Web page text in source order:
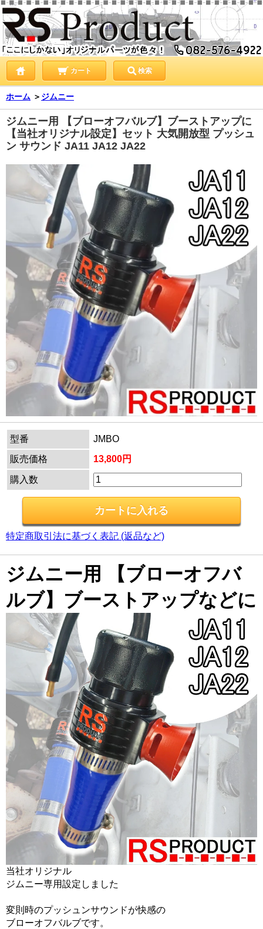
カート 検索
ホーム ＞ ジムニー
ジムニー用 【ブローオフバルブ】ブーストアップに
【当社オリジナル設定】セット 大気開放型 プッシュ
ン サウンド JA11 JA12 JA22
型番
JMBO
販売価格
13,800円
購入数
特定商取引法に基づく表記 (返品など)
ジムニー用 【ブローオフバ
ルブ】ブーストアップなどに
当社オリジナル
ジムニー専用設定しました
変則時のプッシュンサウンドが快感の
ブローオフバルブです。